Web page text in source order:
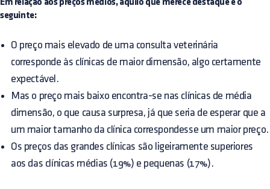
Em relação aos preços médios, aquilo que merece destaque é o
seguinte:
O preço mais elevado de uma consulta veterinária
corresponde às clínicas de maior dimensão, algo certamente
expectável.
Mas o preço mais baixo encontra-se nas clínicas de média
dimensão, o que causa surpresa, já que seria de esperar que a
um maior tamanho da clínica correspondesse um maior preço.
Os preços das grandes clínicas são ligeiramente superiores
aos das clínicas médias (19%) e pequenas (17%).